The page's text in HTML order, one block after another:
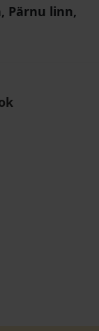
Pärnu linn,